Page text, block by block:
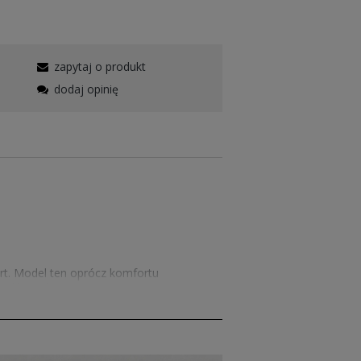
zapytaj o produkt
dodaj opinię
Model ten oprócz komfortu